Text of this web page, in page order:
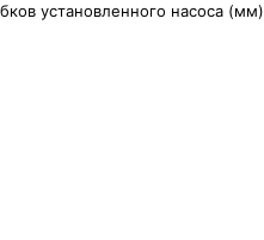
установленного насоса (мм)